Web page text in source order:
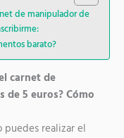
de manipulador de
barato?
carnet de
de 5 euros? Cómo
puedes realizar el